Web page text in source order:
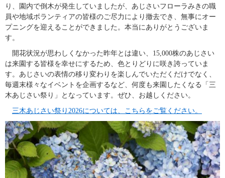
り、園内で倒木が発生していましたが、あじさいフローラみきの職
員や地域ボランティアの皆様のご尽力により撤去でき、無事にオー
プニングを迎えることができました。本当にありがとうございま
す。
開花状況が思わしくなかった昨年とは違い、15,000株のあじさい
は来園する皆様を幸せにするため、色とりどりに咲き誇っていま
す。あじさいの表情の移り変わりを楽しんでいただくだけでなく、
毎週末様々なイベントを企画するなど、何度も来園したくなる「三
木あじさい祭り」となっています。ぜひ、お越しください。
三木あじさい祭り2026については、こちらをご覧ください。